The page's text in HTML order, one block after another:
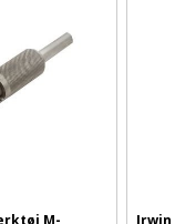
M-
Irwin